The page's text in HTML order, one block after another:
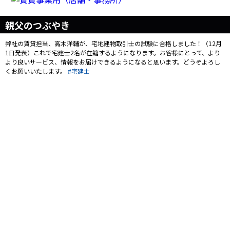
親父のつぶやき